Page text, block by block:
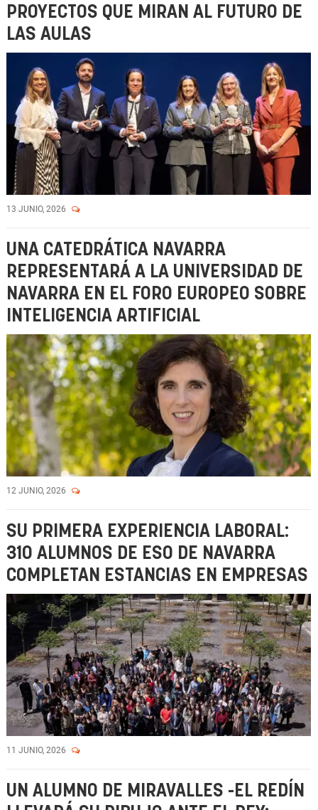
PROYECTOS QUE MIRAN AL FUTURO DE
LAS AULAS
13 JUNIO, 2026
UNA CATEDRÁTICA NAVARRA
REPRESENTARÁ A LA UNIVERSIDAD DE
NAVARRA EN EL FORO EUROPEO SOBRE
INTELIGENCIA ARTIFICIAL
12 JUNIO, 2026
SU PRIMERA EXPERIENCIA LABORAL:
310 ALUMNOS DE ESO DE NAVARRA
COMPLETAN ESTANCIAS EN EMPRESAS
11 JUNIO, 2026
UN ALUMNO DE MIRAVALLES -EL REDÍN